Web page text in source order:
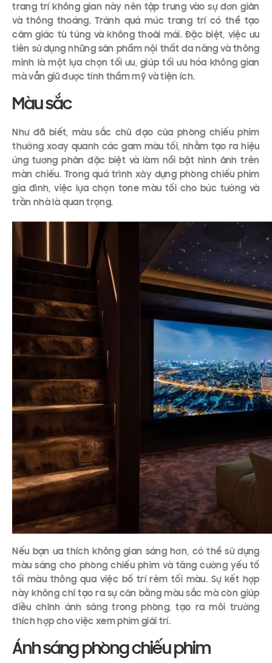
trang trí không gian này nên tập trung vào sự đơn giản
và thông thoáng. Tránh quá mức trang trí có thể tạo
cảm giác tù túng và không thoải mái. Đặc biệt, việc ưu
tiên sử dụng những sản phẩm nội thất đa năng và thông
minh là một lựa chọn tối ưu, giúp tối ưu hóa không gian
mà vẫn giữ được tính thẩm mỹ và tiện ích.
Màu sắc
Như đã biết, màu sắc chủ đạo của phòng chiếu phim
thường xoay quanh các gam màu tối, nhằm tạo ra hiệu
ứng tương phản đặc biệt và làm nổi bật hình ảnh trên
màn chiếu. Trong quá trình xây dựng phòng chiếu phim
gia đình, việc lựa chọn tone màu tối cho bức tường và
trần nhà là quan trọng.
Nếu bạn ưa thích không gian sáng hơn, có thể sử dụng
màu sáng cho phòng chiếu phim và tăng cường yếu tố
tối màu thông qua việc bố trí rèm tối màu. Sự kết hợp
này không chỉ tạo ra sự cân bằng màu sắc mà còn giúp
điều chỉnh ánh sáng trong phòng, tạo ra môi trường
thích hợp cho việc xem phim giải trí.
Ánh sáng phòng chiếu phim